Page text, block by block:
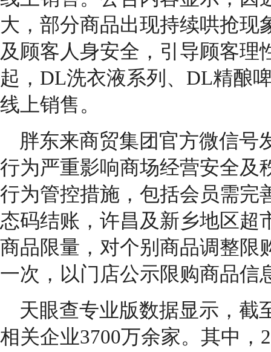
大，部分商品出现持续哄抢现
及顾客人身安全，引导顾客理
起，DL洗衣液系列、DL精酿
线上销售。
胖东来商贸集团官方微信号
行为严重影响商场经营安全及
行为管控措施，包括会员需完
态码结账，许昌及新乡地区超
商品限量，对个别商品调整限
一次，以门店公示限购商品信
天眼查专业版数据显示，截
相关企业3700万余家。其中，